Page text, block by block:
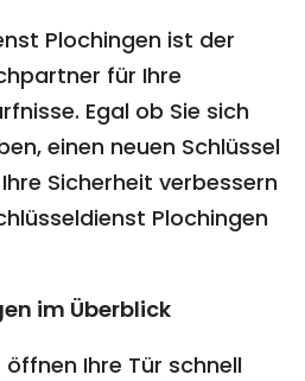
Plochingen ist der
für Ihre
Egal ob Sie sich
einen neuen Schlüssel
Sicherheit verbessern
Plochingen
im Überblick
öffnen Ihre Tür schnell